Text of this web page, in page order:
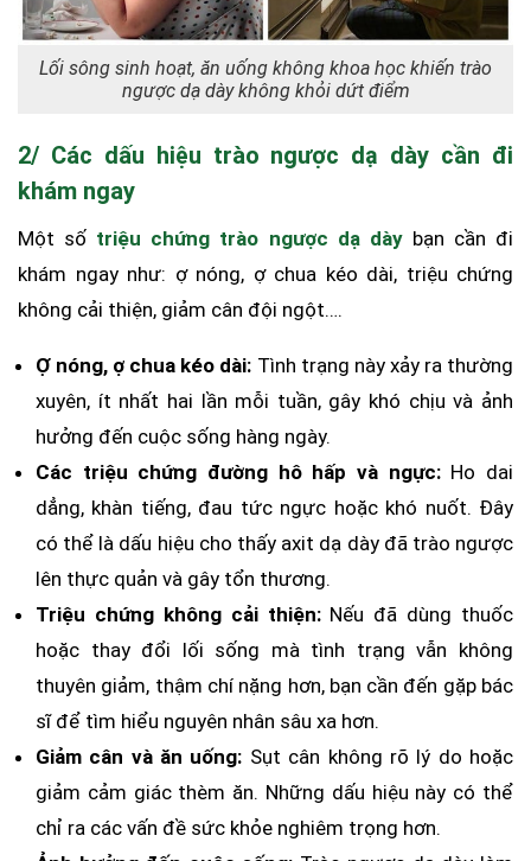
Lối sông sinh hoạt, ăn uống không khoa học khiến trào
ngược dạ dày không khỏi dứt điểm
2/ Các dấu hiệu trào ngược dạ dày cần đi
khám ngay
Một số triệu chứng trào ngược dạ dàybạn cần đi
khám ngay như: ợ nóng, ợ chua kéo dài, triệu chứng
không cải thiện, giảm cân đội ngột….
Ợ nóng, ợ chua kéo dài: Tình trạng này xảy ra thường
xuyên, ít nhất hai lần mỗi tuần, gây khó chịu và ảnh
hưởng đến cuộc sống hàng ngày.
Các triệu chứng đường hô hấp và ngực:Ho dai
dẳng, khàn tiếng, đau tức ngực hoặc khó nuốt. Đây
có thể là dấu hiệu cho thấy axit dạ dày đã trào ngược
lên thực quản và gây tổn thương.
Triệu chứng không cải thiện:Nếu đã dùng thuốc
hoặc thay đổi lối sống mà tình trạng vẫn không
thuyên giảm, thậm chí nặng hơn, bạn cần đến gặp bác
sĩ để tìm hiểu nguyên nhân sâu xa hơn.
Giảm cân và ăn uống: Sụt cân không rõ lý do hoặc
giảm cảm giác thèm ăn. Những dấu hiệu này có thể
chỉ ra các vấn đề sức khỏe nghiêm trọng hơn.